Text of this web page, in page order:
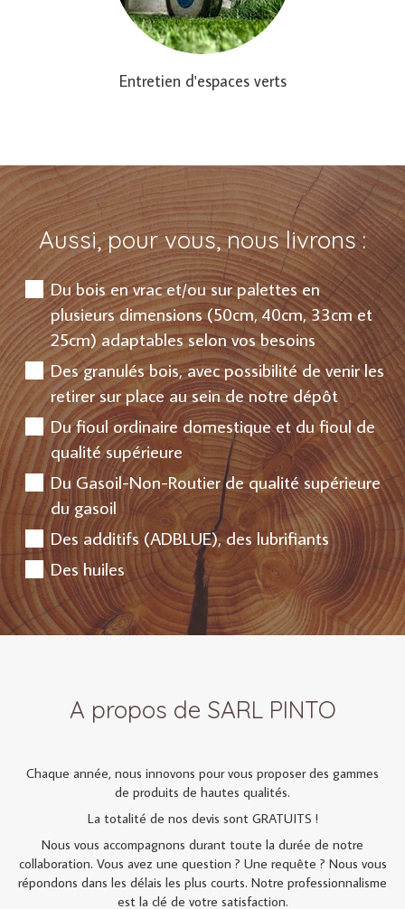
Entretien d'espaces verts
Aussi, pour vous, nous livrons :
Du bois en vrac et/ou sur palettes en
plusieurs dimensions (50cm, 40cm, 33cm et
25cm) adaptables selon vos besoins
Des granulés bois, avec possibilité de venir les
retirer sur place au sein de notre dépôt
Du fioul ordinaire domestique et du fioul de
qualité supérieure
Du Gasoil-Non-Routier de qualité supérieure
du gasoil
Des additifs (ADBLUE), des lubrifiants
Des huiles
A propos de SARL PINTO
Chaque année, nous innovons pour vous proposer des gammes
de produits de hautes qualités.
La totalité de nos devis sont GRATUITS !
Nous vous accompagnons durant toute la durée de notre
collaboration. Vous avez une question ? Une requête ? Nous vous
répondons dans les délais les plus courts. Notre professionnalisme
est la clé de votre satisfaction.